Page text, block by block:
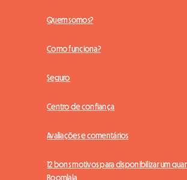
Quem somos?
Como funciona?
Seguro
Centro de confiança
Avaliações e comentários
12 bons motivos para disponibilizar um
Roomlala